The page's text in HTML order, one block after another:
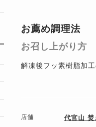
お薦め調理法
お召し上がり方
解凍後フッ素樹脂加
店舗 代官山 焚